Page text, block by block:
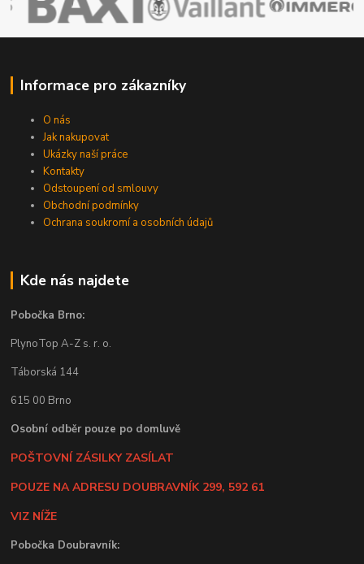
Informace pro zákazníky
O nás
Jak nakupovat
Ukázky naší práce
Kontakty
Odstoupení od smlouvy
Obchodní podmínky
Ochrana soukromí a osobních údajů
Kde nás najdete
Pobočka Brno:
PlynoTop A-Z s. r. o.
Táborská 144
615 00 Brno
Osobní odběr pouze po domluvě
POŠTOVNÍ ZÁSILKY ZASÍLAT
POUZE NA ADRESU DOUBRAVNÍK 299, 592 61
VIZ NÍŽE
Pobočka Doubravník: